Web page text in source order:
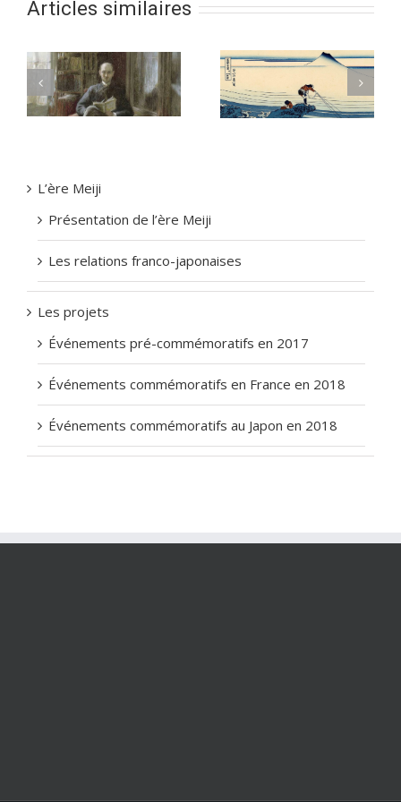
Articles similaires
Le Japonisme –
Le Japonisme –
L’ère Meiji
Présentation de l’ère Meiji
Les relations franco-japonaises
Les projets
Événements pré-commémoratifs en 2017
Événements commémoratifs en France en 2018
Événements commémoratifs au Japon en 2018